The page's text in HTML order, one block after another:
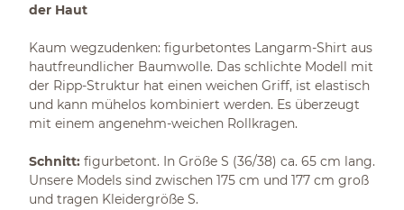
der Haut
Kaum wegzudenken: figurbetontes Langarm-Shirt aus
hautfreundlicher Baumwolle. Das schlichte Modell mit
der Ripp-Struktur hat einen weichen Griff, ist elastisch
und kann mühelos kombiniert werden. Es überzeugt
mit einem angenehm-weichen Rollkragen.
Schnitt: figurbetont. In Größe S (36/38) ca. 65 cm lang.
Unsere Models sind zwischen 175 cm und 177 cm groß
und tragen Kleidergröße S.